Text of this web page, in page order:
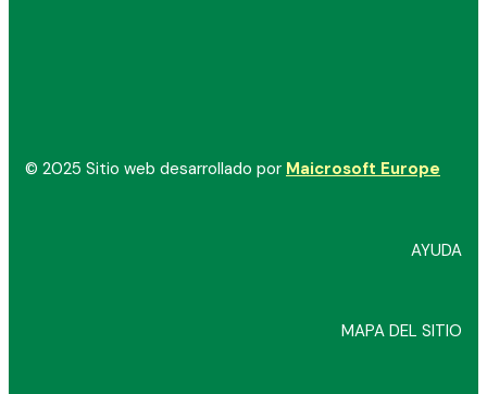
© 2025 Sitio web desarrollado por Maicrosoft Europe
AYUDA
MAPA DEL SITIO